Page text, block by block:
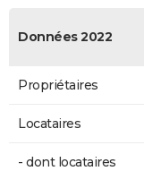
Données 2022
Propriétaires
Locataires
- dont locataires